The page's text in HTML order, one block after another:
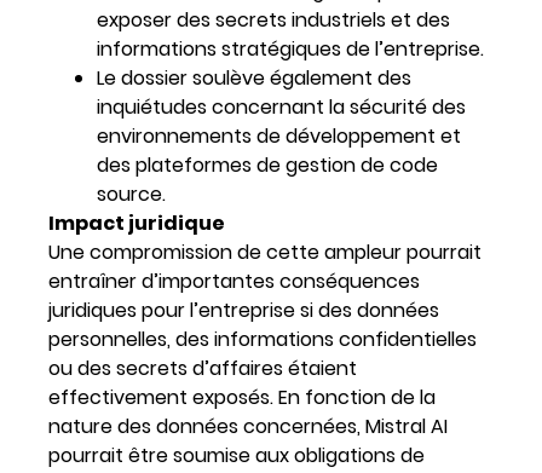
exposer des secrets industriels et des
informations stratégiques de l’entreprise.
Le dossier soulève également des
inquiétudes concernant la sécurité des
environnements de développement et
des plateformes de gestion de code
source.
Impact juridique
Une compromission de cette ampleur pourrait
entraîner d’importantes conséquences
juridiques pour l’entreprise si des données
personnelles, des informations confidentielles
ou des secrets d’affaires étaient
effectivement exposés. En fonction de la
nature des données concernées, Mistral AI
pourrait être soumise aux obligations de